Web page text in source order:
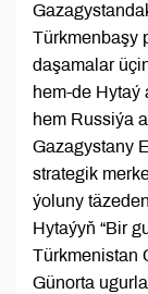
Türkmenbaşy
daşamalar
hem-de Hytaý
hem Russiýa
Gazagystany
strategik
ýoluny
Hytaýyň “Bir
Türkmenistan
Günorta